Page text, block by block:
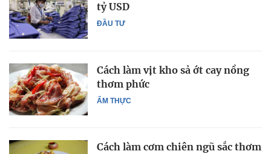
ĐẦU TƯ
tỷ USD
ẨM THỰC
Cách làm vịt kho sả ớt cay nồng
thơm phức
Cách làm cơm chiên ngũ sắc thơm